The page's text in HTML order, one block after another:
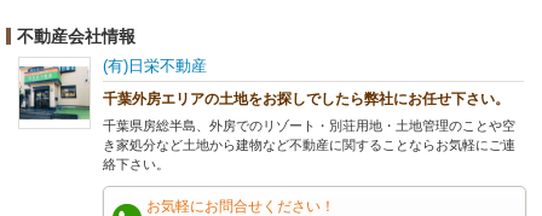
不動産会社情報
(有)日栄不動産
千葉外房エリアの土地をお探しでしたら弊社にお任せ下さい。
千葉県房総半島、外房でのリゾート・別荘用地・土地管理のことや空
き家処分など土地から建物など不動産に関することならお気軽にご連
絡下さい。
お気軽にお問合せください！